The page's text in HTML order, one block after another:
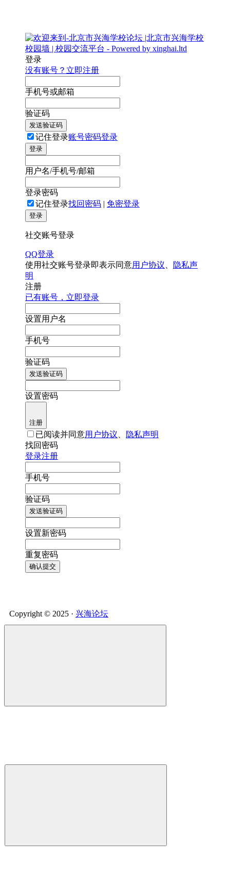
登录
没有账号？立即注册
手机号或邮箱
验证码
发送验证码
记住登录账号密码登录
登录
用户名/手机号/邮箱
登录密码
记住登录找回密码 | 免密登录
登录
社交账号登录
QQ登录
使用社交账号登录即表示同意用户协议
隐私声
明
注册
已有账号，立即登录
设置用户名
手机号
验证码
发送验证码
设置密码
注册
已阅读并同意用户协议
隐私声明
找回密码
登录注册
手机号
验证码
发送验证码
设置新密码
重复密码
确认提交
Copyright © 2025 · 兴海论坛